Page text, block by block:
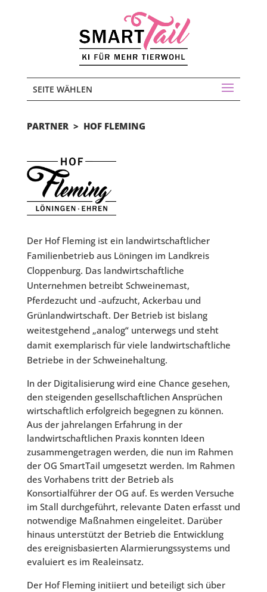
SEITE WÄHLEN
PARTNER > HOF FLEMING
Der Hof Fleming ist ein landwirtschaftlicher
Familienbetrieb aus Löningen im Landkreis
Cloppenburg. Das landwirtschaftliche
Unternehmen betreibt Schweinemast,
Pferdezucht und -aufzucht, Ackerbau und
Grünlandwirtschaft. Der Betrieb ist bislang
weitestgehend „analog“ unterwegs und steht
damit exemplarisch für viele landwirtschaftliche
Betriebe in der Schweinehaltung.
In der Digitalisierung wird eine Chance gesehen,
den steigenden gesellschaftlichen Ansprüchen
wirtschaftlich erfolgreich begegnen zu können.
Aus der jahrelangen Erfahrung in der
landwirtschaftlichen Praxis konnten Ideen
zusammengetragen werden, die nun im Rahmen
der OG SmartTail umgesetzt werden. Im Rahmen
des Vorhabens tritt der Betrieb als
Konsortialführer der OG auf. Es werden Versuche
im Stall durchgeführt, relevante Daten erfasst und
notwendige Maßnahmen eingeleitet. Darüber
hinaus unterstützt der Betrieb die Entwicklung
des ereignisbasierten Alarmierungssystems und
evaluiert es im Realeinsatz.
Der Hof Fleming initiiert und beteiligt sich über